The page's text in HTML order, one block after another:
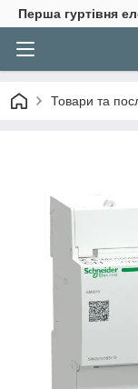
Перша гуртівня
Товари та